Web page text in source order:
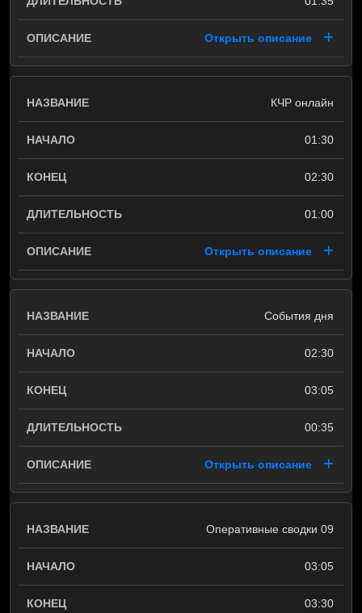
Открыть описание
КЧР онлайн
01:30
02:30
01:00
Открыть описание
События дня
02:30
03:05
00:35
Открыть описание
Оперативные сводки 09
03:05
03:30